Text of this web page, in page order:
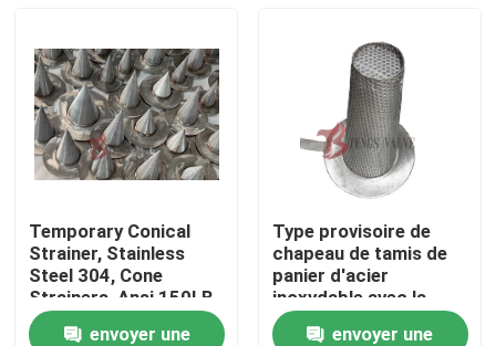
Temporary Conical
Strainer, Stainless
Steel 304, Cone
Strainers, Ansi 150LB,
300LB, 600LB
envoyer une
Type provisoire de
chapeau de tamis de
panier d'acier
inoxydable avec la
maille 150LB - 300LB
envoyer une